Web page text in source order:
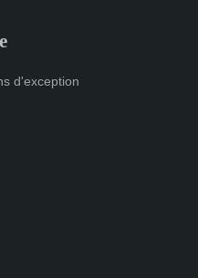
d'exception